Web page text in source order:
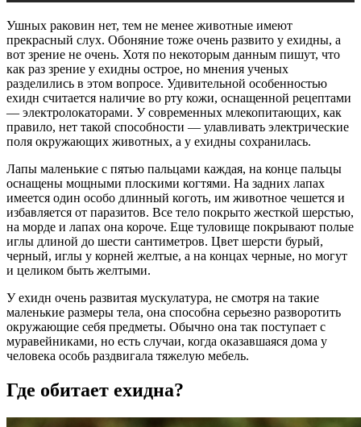
Ушных раковин нет, тем не менее животные имеют
прекрасный слух. Обоняние тоже очень развито у ехидны, а
вот зрение не очень. Хотя по некоторым данным пишут, что
как раз зрение у ехидны острое, но мнения ученых
разделились в этом вопросе. Удивительной особенностью
ехидн считается наличие во рту кожи, оснащенной рецептами
— электролокаторами. У современных млекопитающих, как
правило, нет такой способности — улавливать электрические
поля окружающих животных, а у ехидны сохранилась.
Лапы маленькие с пятью пальцами каждая, на конце пальцы
оснащены мощными плоскими когтями. На задних лапах
имеется один особо длинный коготь, им животное чешется и
избавляется от паразитов. Все тело покрыто жесткой шерстью,
на морде и лапах она короче. Еще туловище покрывают полые
иглы длиной до шести сантиметров. Цвет шерсти бурый,
черный, иглы у корней желтые, а на концах черные, но могут
и целиком быть желтыми.
У ехидн очень развитая мускулатура, не смотря на такие
маленькие размеры тела, она способна серьезно разворотить
окружающие себя предметы. Обычно она так поступает с
муравейниками, но есть случаи, когда оказавшаяся дома у
человека особь раздвигала тяжелую мебель.
Где обитает ехидна?